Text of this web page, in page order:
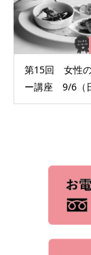
第15回 女性
ー講座 9/6（